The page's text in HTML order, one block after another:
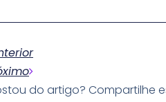
do artigo? Compartilhe